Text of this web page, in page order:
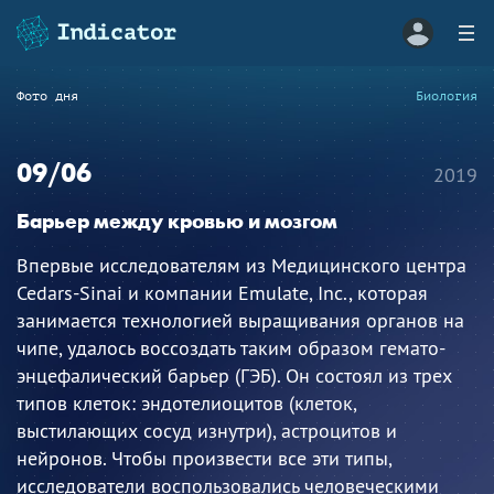
Фото дня Биология
09/06
Барьер между кровью и мозгом
Впервые исследователям из Медицинского центра
Cedars-Sinai и компании Emulate, Inc., которая
занимается технологией выращивания органов на
чипе, удалось воссоздать таким образом гемато-
энцефалический барьер (ГЭБ). Он состоял из трех
типов клеток: эндотелиоцитов (клеток,
выстилающих сосуд изнутри), астроцитов и
нейронов. Чтобы произвести все эти типы,
исследователи воспользовались человеческими
2019